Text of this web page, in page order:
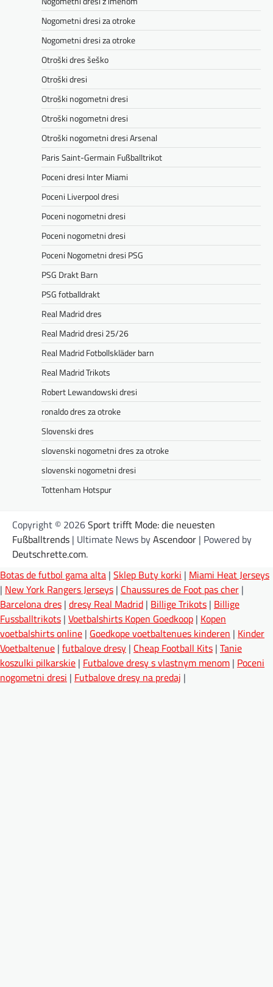
Nogometni dresi za otroke
Nogometni dresi za otroke
Otroški dres šeško
Otroški dresi
Otroški nogometni dresi
Otroški nogometni dresi
Otroški nogometni dresi Arsenal
Paris Saint-Germain Fußballtrikot
Poceni dresi Inter Miami
Poceni Liverpool dresi
Poceni nogometni dresi
Poceni nogometni dresi
Poceni Nogometni dresi PSG
PSG Drakt Barn
PSG fotballdrakt
Real Madrid dres
Real Madrid dresi 25/26
Real Madrid Fotbollskläder barn
Real Madrid Trikots
Robert Lewandowski dresi
ronaldo dres za otroke
Slovenski dres
slovenski nogometni dres za otroke
slovenski nogometni dresi
Tottenham Hotspur
Copyright © 2026Sport trifft Mode: die neuesten
Fußballtrends | Ultimate News byAscendoor | Powered by
Deutschrette.com.
Botas de futbol gama alta | Sklep Buty korki | Miami Heat Jerseys
| New York Rangers Jerseys | Chaussures de Foot pas cher |
Barcelona dres | dresy Real Madrid | Billige Trikots | Billige
Fussballtrikots | Voetbalshirts Kopen Goedkoop | Kopen
voetbalshirts online | Goedkope voetbaltenues kinderen | Kinder
Voetbaltenue | futbalove dresy | Cheap Football Kits | Tanie
koszulki pilkarskie | Futbalove dresy s vlastnym menom | Poceni
nogometni dresi | Futbalove dresy na predaj |